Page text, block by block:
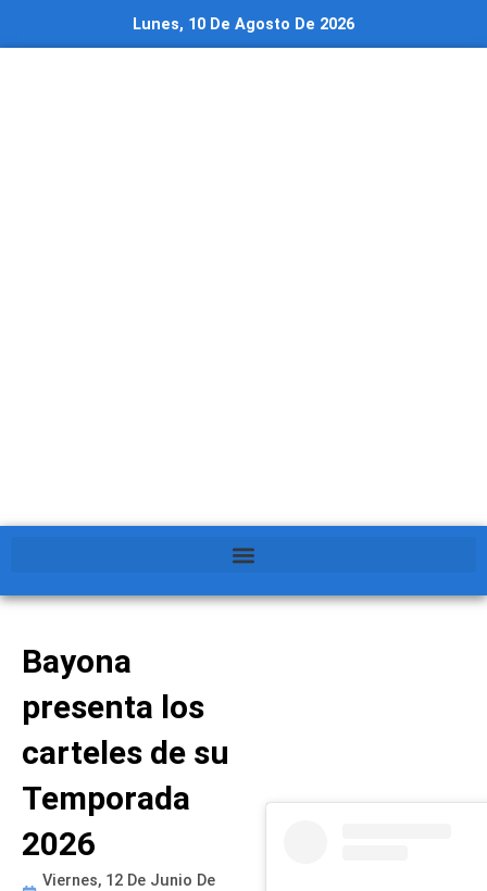
Lunes, 10 De Agosto De 2026
Bayona
presenta los
carteles de su
Temporada
2026
Viernes, 12 De Junio De